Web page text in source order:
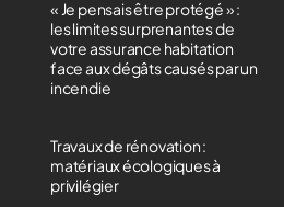
« Je pensais être protégé » :
les limites surprenantes de
votre assurance habitation
face aux dégâts causés par un
incendie
Travaux de rénovation :
matériaux écologiques à
privilégier